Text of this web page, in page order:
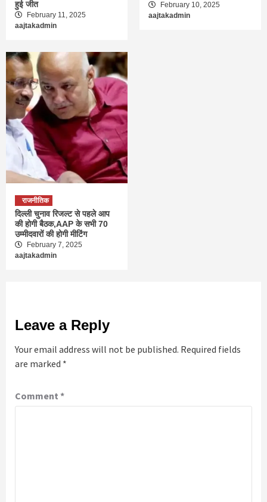
हुई जीत
February 11, 2025
aajtakadmin
February 10, 2025
aajtakadmin
राजनीतिक
दिल्ली चुनाव रिजल्ट से पहले आप
की होगी बैठक,AAP के सभी 70
उम्मीदवारों की होगी मीटिंग
February 7, 2025
aajtakadmin
Leave a Reply
Your email address will not be published. Required fields
are marked *
Comment *